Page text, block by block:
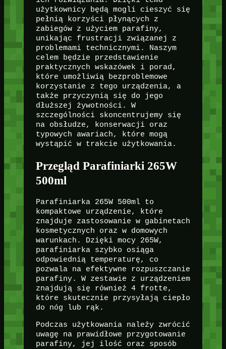
użytkownicy będą mogli cieszyć się
pełnią korzyści płynących z
zabiegów z użyciem parafiny,
unikając frustracji związanej z
problemami technicznymi. Naszym
celem będzie przedstawienie
praktycznych wskazówek i porad,
które umożliwią bezproblemowe
korzystanie z tego urządzenia, a
także przyczynią się do jego
dłuższej żywotności. W
szczególności skoncentrujemy się
na obsłudze, konserwacji oraz
typowych awariach, które mogą
wystąpić w trakcie użytkowania.
Przegląd Parafiniarki 265W
500ml
Parafiniarka 265W 500ml to
kompaktowe urządzenie, które
znajduje zastosowanie w gabinetach
kosmetycznych oraz w domowych
warunkach. Dzięki mocy 265W,
parafiniarka szybko osiąga
odpowiednią temperaturę, co
pozwala na efektywne rozpuszczanie
parafiny. W zestawie z urządzeniem
znajdują się również 4 frotte,
które skutecznie przysyłają ciepło
do nóg lub rąk.
Podczas użytkowania należy zwrócić
uwagę na prawidłowe przygotowanie
parafiny, jej ilość oraz sposób